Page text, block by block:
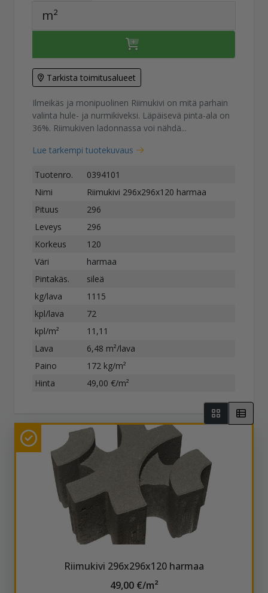
m²
Tarkista toimitusalueet
Ilmeikäs ja monipuolinen Riimukivi on mitä parhain
valinta hule- ja nurmikiveksi. Läpäisevä pinta-ala on
36%. Riimukiven ladonnassa voi nähdä...
Lue tarkempi tuotekuvaus
Tuotenro.
0394101
Nimi
Riimukivi 296x296x120 harmaa
Pituus
296
Leveys
296
Korkeus
120
Väri
harmaa
Pintakäs.
sileä
kg/lava
1115
kpl/lava
72
kpl/m²
11,11
Lava
6,48 m²/lava
Paino
172 kg/m²
Hinta
49,00 €/m²
Riimukivi 296x296x120 harmaa
49,00 €/m²